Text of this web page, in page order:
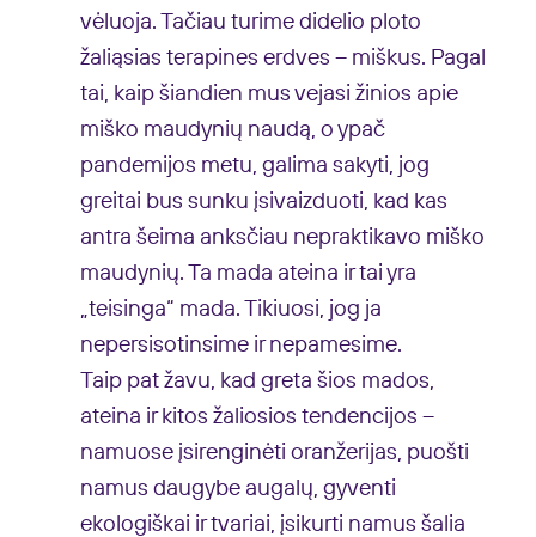
vėluoja. Tačiau turime didelio ploto
žaliąsias terapines erdves – miškus. Pagal
tai, kaip šiandien mus vejasi žinios apie
miško maudynių naudą, o ypač
pandemijos metu, galima sakyti, jog
greitai bus sunku įsivaizduoti, kad kas
antra šeima anksčiau nepraktikavo miško
maudynių. Ta mada ateina ir tai yra
„teisinga“ mada. Tikiuosi, jog ja
nepersisotinsime ir nepamesime.
Taip pat žavu, kad greta šios mados,
ateina ir kitos žaliosios tendencijos –
namuose įsirenginėti oranžerijas, puošti
namus daugybe augalų, gyventi
ekologiškai ir tvariai, įsikurti namus šalia